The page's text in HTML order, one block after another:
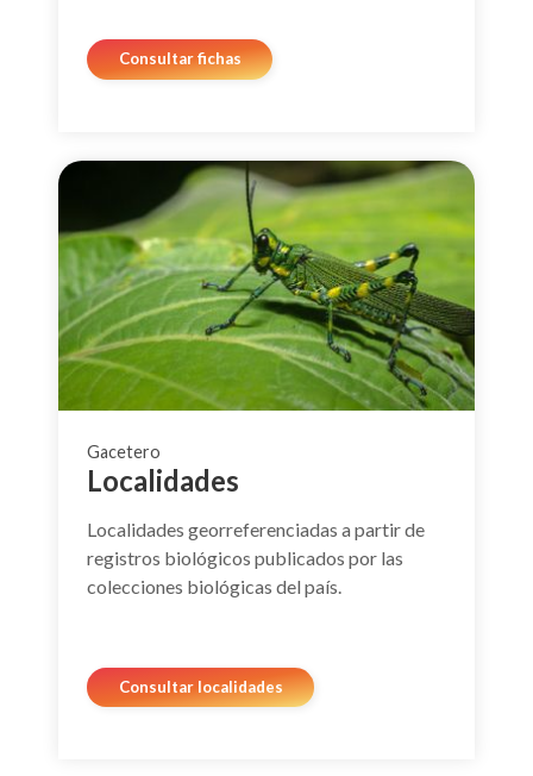
Consultar fichas
Gacetero
Localidades
Localidades georreferenciadas a partir de
registros biológicos publicados por las
colecciones biológicas del país.
Consultar localidades